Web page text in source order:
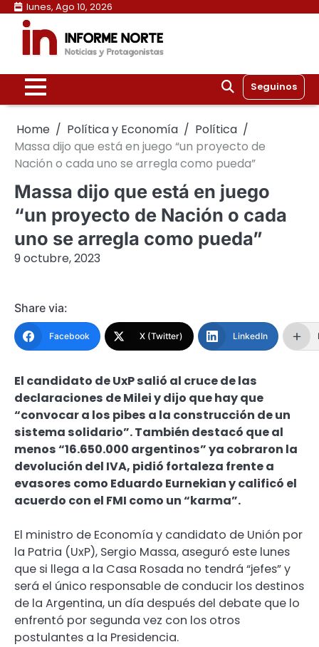
Skip
content
lunes, Ago 10, 2026
Seguinos
Home Política y Economía
Política
Massa dijo que está en juego “un proyecto de
Nación o cada uno se arregla como pueda”
Massa dijo que está en juego
“un proyecto de Nación o cada
uno se arregla como pueda”
9 octubre, 2023
Share via:
Facebook X (Twitter) LinkedIn
El candidato de UxP salió al cruce de las
declaraciones de Milei y dijo que hay que
“convocar a los pibes a la construcción de un
sistema solidario”. También destacó que al
menos “16.650.000 argentinos” ya cobraron la
devolución del IVA, pidió fortaleza frente a
evasores como Eduardo Eurnekian y calificó el
acuerdo con el FMI como un “karma”.
El ministro de Economía y candidato de Unión por
la Patria (UxP), Sergio Massa, aseguró este lunes
que si llega a la Casa Rosada no tendrá “jefes” y
será el único responsable de conducir los destinos
de la Argentina, un día después del debate que lo
enfrentó por segunda vez con los otros
postulantes a la Presidencia.